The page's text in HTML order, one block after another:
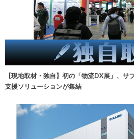
【現地取材・独自】初の「物流DX展」、サ
支援ソリューションが集結